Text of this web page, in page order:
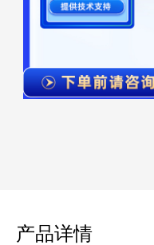
产品详情